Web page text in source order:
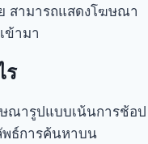
สามารถแสดงโฆษณา
ข้ามา
ร
ณารูปแบบเน้นการช้อป
พธ์การค้นหาบน